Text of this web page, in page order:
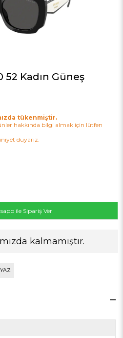
52 Kadın Güneş
tükenmiştir.
hakkında bilgi almak için lütfen
duyarız.
ile Sipariş Ver
kalmamıştır.